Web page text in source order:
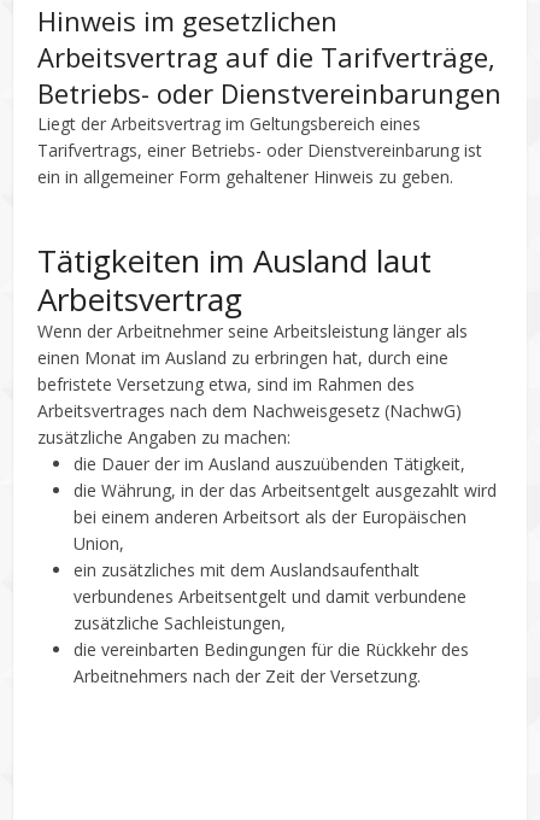
Hinweis im gesetzlichen
Arbeitsvertrag auf die Tarifverträge,
Betriebs- oder Dienstvereinbarungen
Liegt der Arbeitsvertrag im Geltungsbereich eines
Tarifvertrags, einer Betriebs- oder Dienstvereinbarung ist
ein in allgemeiner Form gehaltener Hinweis zu geben.
Tätigkeiten im Ausland laut
Arbeitsvertrag
Wenn der Arbeitnehmer seine Arbeitsleistung länger als
einen Monat im Ausland zu erbringen hat, durch eine
befristete Versetzung etwa, sind im Rahmen des
Arbeitsvertrages nach dem Nachweisgesetz (NachwG)
zusätzliche Angaben zu machen:
die Dauer der im Ausland auszuübenden Tätigkeit,
die Währung, in der das Arbeitsentgelt ausgezahlt wird
bei einem anderen Arbeitsort als der Europäischen
Union,
ein zusätzliches mit dem Auslandsaufenthalt
verbundenes Arbeitsentgelt und damit verbundene
zusätzliche Sachleistungen,
die vereinbarten Bedingungen für die Rückkehr des
Arbeitnehmers nach der Zeit der Versetzung.